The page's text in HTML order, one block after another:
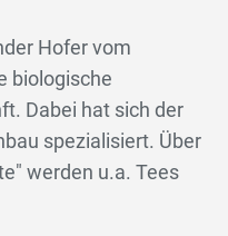
Hofer vom
biologische
Dabei hat sich der
spezialisiert. Über
werden u.a. Tees